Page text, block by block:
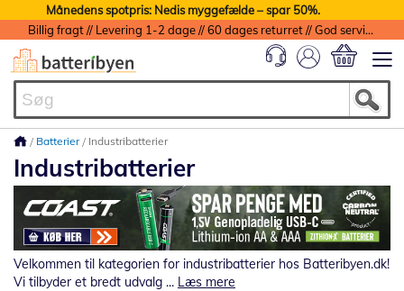
Månedens spotpris: Nedis myggefælde – spar 50%.
Billig fragt // Levering 1-2 dage // 60 dages returret // God service med garanti
Batterier Industribatterier
Industribatterier
Velkommen til kategorien for industribatterier hos Batteribyen.dk!
Vi tilbyder et bredt udvalg ... Læs mere